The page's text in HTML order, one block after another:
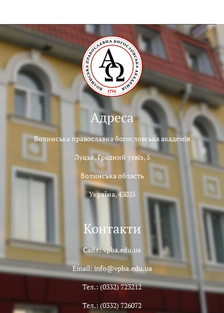
Адреса
Волинська православна богословська академія
Луцьк, Градний узвіз, 5
Волинська область
Україна, 43025
Контакти
Сайт: vpba.edu.ua
Email: info@vpba.edu.ua
Тел.: (0332) 723212
Тел.: (0332) 726072